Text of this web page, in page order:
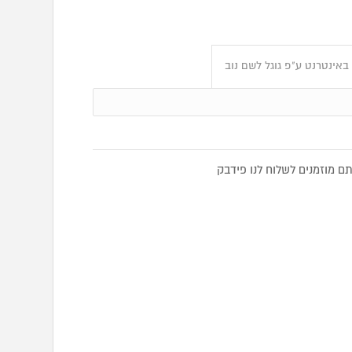
ע"פ גוגל לשם נוב
לשלוח לנו פידבק